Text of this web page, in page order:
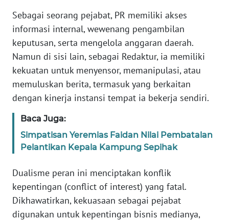
Sebagai seorang pejabat, PR memiliki akses
informasi internal, wewenang pengambilan
keputusan, serta mengelola anggaran daerah.
Namun di sisi lain, sebagai Redaktur, ia memiliki
kekuatan untuk menyensor, memanipulasi, atau
memuluskan berita, termasuk yang berkaitan
dengan kinerja instansi tempat ia bekerja sendiri.
Baca Juga:
Simpatisan Yeremias Faidan Nilai Pembatalan
Pelantikan Kepala Kampung Sepihak
Dualisme peran ini menciptakan konflik
kepentingan (conflict of interest) yang fatal.
Dikhawatirkan, kekuasaan sebagai pejabat
digunakan untuk kepentingan bisnis medianya,
RIAU
WN
SERAMBI
WN
WN
SULTRA
SULTENG